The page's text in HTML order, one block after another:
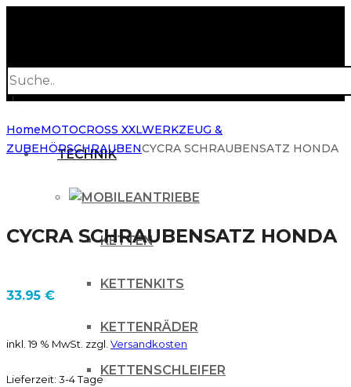
search
TECHNIK
ANTRIEBE
KETTEN
KETTENKITS
KETTENRÄDER
KETTENSCHLEIFER
HomeMOTOCROSS XXLWERKZEUG &
ZUBEHÖRSCHRAUBENCYCRA SCHRAUBENSATZ HONDA
CYCRA SCHRAUBENSATZ HONDA
33.95 €
inkl. 19 % MwSt. zzgl. Versandkosten
Lieferzeit: 3-4 Tage